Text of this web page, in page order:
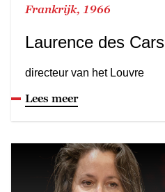
Frankrijk, 1966
Laurence des Cars
directeur van het Louvre
Lees meer